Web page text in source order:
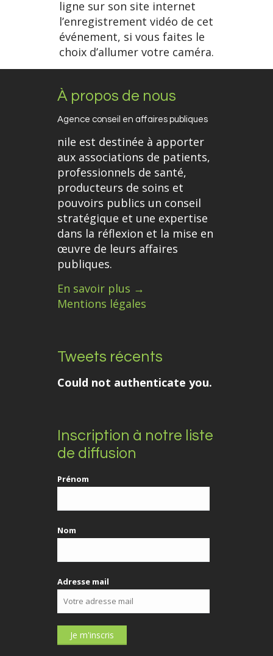
ligne sur son site internet
l’enregistrement vidéo de cet
événement, si vous faites le
choix d’allumer votre caméra.
À propos de nous
Agence conseil en affaires publiques
nile est destinée à apporter
aux associations de patients,
professionnels de santé,
producteurs de soins et
pouvoirs publics un conseil
stratégique et une expertise
dans la réflexion et la mise en
œuvre de leurs affaires
publiques.
En savoir plus →
Mentions légales
Tweets récents
Could not authenticate you.
Inscription à notre liste
de diffusion
Prénom
Nom
Adresse mail